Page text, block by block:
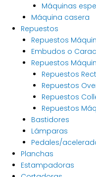
Máquinas
Máquina casera
Repuestos
Repuestos
Embudos o
Repuestos
Repuestos
Repuestos
Repuestos
Repuestos
Bastidores
Lámparas
Pedales/
Planchas
Estampadoras